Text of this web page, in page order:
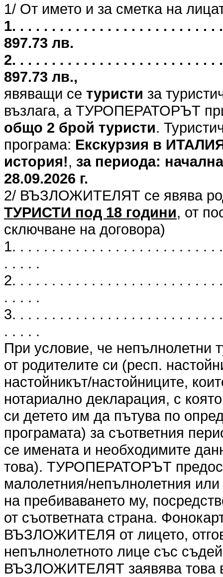
1/ От името и за сметка на
1. . . . . . . . . . . . . . . . . . . . . . . . .
897.73 лв.
2. . . . . . . . . . . . . . . . . . . . . . . . .
897.73 лв.,
явяващи се туристи за
възлага, а ТУРОПЕРАТОРЪТ
общо 2 брой туристи.
програма: Екскурзия в
история!, за периода:
28.09.2026 г.
2/ ВЪЗЛОЖИТЕЛЯТ се явява
ТУРИСТИ под 18 години, от
сключване на договора)
1. . . . . . . . . . . . . . . . . . . . . . . . .
. . . . .
2. . . . . . . . . . . . . . . . . . . . . . . . .
. . . . .
3. . . . . . . . . . . . . . . . . . . . . . . . .
. . . . .
При условие, че непълнолетни
от родителите си (респ.
настойникът/настойниците,
нотариално декларация, с
си детето им да пътува по
програмата) за съответния
се имената и необходимите
това). ТУРОПЕРАТОРЪТ
малолетния/непълнолетния
на пребиваването му,
от съответната страна.
ВЪЗЛОЖИТЕЛЯ от лицето,
непълнолетното лице със
ВЪЗЛОЖИТЕЛЯТ заявява това